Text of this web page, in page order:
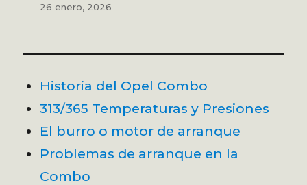
26 enero, 2026
Historia del Opel Combo
313/365 Temperaturas y Presiones
El burro o motor de arranque
Problemas de arranque en la
Combo